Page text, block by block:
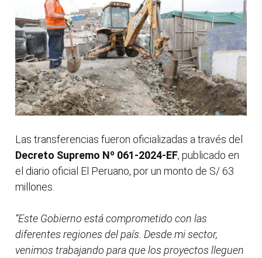
Las transferencias fueron oficializadas a través del
Decreto Supremo Nº 061-2024-EF, publicado en
el diario oficial El Peruano, por un monto de S/ 63
millones.
“Este Gobierno está comprometido con las
diferentes regiones del país. Desde mi sector,
venimos trabajando para que los proyectos lleguen